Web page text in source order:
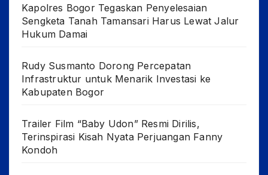
Kapolres Bogor Tegaskan Penyelesaian
Sengketa Tanah Tamansari Harus Lewat Jalur
Hukum Damai
Rudy Susmanto Dorong Percepatan
Infrastruktur untuk Menarik Investasi ke
Kabupaten Bogor
Trailer Film “Baby Udon” Resmi Dirilis,
Terinspirasi Kisah Nyata Perjuangan Fanny
Kondoh